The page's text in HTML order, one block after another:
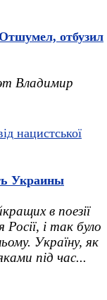
отбузил
Владимир
нацистської
Украины
в поезії
і так було
Україну, як
під час...